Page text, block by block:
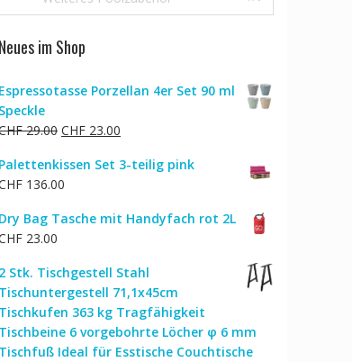
Neues im Shop
Espressotasse Porzellan 4er Set 90 ml
Speckle
29.00 Ursprünglicher
war:
CHF 29.00
CHF 23.00
ist:
Palettenkissen Set 3-teilig pink
136.00
Dry Bag Tasche mit Handyfach rot 2L
23.00
2 Stk. Tischgestell Stahl
Tischuntergestell 71,1x45cm
Tischkufen 363 kg Tragfähigkeit
Tischbeine 6 vorgebohrte Löcher φ 6 mm
Tischfuß Ideal für Esstische Couchtische